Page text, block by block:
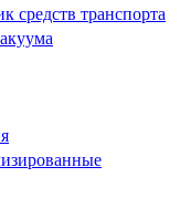
средств транспорта